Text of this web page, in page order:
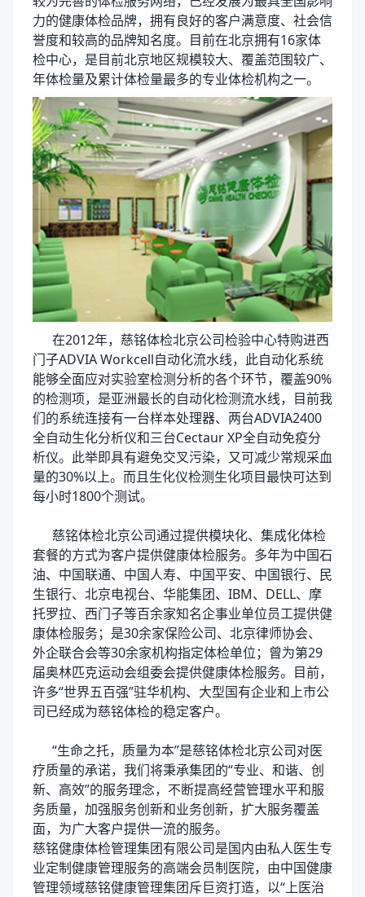
力的健康体检品牌，拥有良好的客户满意度、社会信
誉度和较高的品牌知名度。目前在北京拥有16家体
检中心，是目前北京地区规模较大、覆盖范围较广、
年体检量及累计体检量最多的专业体检机构之一。
在2012年，慈铭体检北京公司检验中心特购进西
门子ADVIA Workcell自动化流水线，此自动化系统
能够全面应对实验室检测分析的各个环节，覆盖90%
的检测项，是亚洲最长的自动化检测流水线，目前我
们的系统连接有一台样本处理器、两台ADVIA2400
全自动生化分析仪和三台Cectaur XP全自动免疫分
析仪。此举即具有避免交叉污染，又可减少常规采血
量的30%以上。而且生化仪检测生化项目最快可达到
每小时1800个测试。
慈铭体检北京公司通过提供模块化、集成化体检
套餐的方式为客户提供健康体检服务。多年为中国石
油、中国联通、中国人寿、中国平安、中国银行、民
生银行、北京电视台、华能集团、IBM、DELL、摩
托罗拉、西门子等百余家知名企事业单位员工提供健
康体检服务；是30余家保险公司、北京律师协会、
外企联合会等30余家机构指定体检单位；曾为第29
届奥林匹克运动会组委会提供健康体检服务。目前，
许多“世界五百强”驻华机构、大型国有企业和上市公
司已经成为慈铭体检的稳定客户。
“生命之托，质量为本”是慈铭体检北京公司对医
疗质量的承诺，我们将秉承集团的“专业、和谐、创
新、高效”的服务理念，不断提高经营管理水平和服
务质量，加强服务创新和业务创新，扩大服务覆盖
面，为广大客户提供一流的服务。
慈铭健康体检管理集团有限公司是国内由私人医生专
业定制健康管理服务的高端会员制医院，由中国健康
管理领域慈铭健康管理集团斥巨资打造，以“上医治